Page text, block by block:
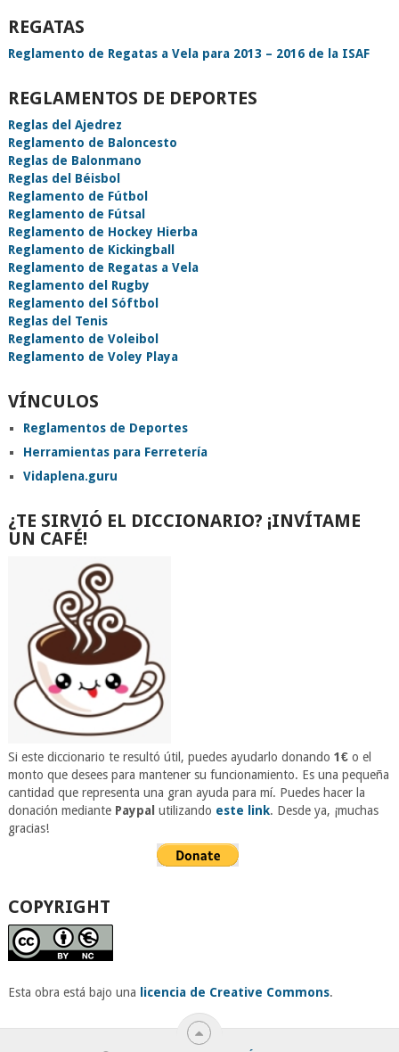
REGATAS
Reglamento de Regatas a Vela para 2013 – 2016 de la ISAF
REGLAMENTOS DE DEPORTES
Reglas del Ajedrez
Reglamento de Baloncesto
Reglas de Balonmano
Reglas del Béisbol
Reglamento de Fútbol
Reglamento de Fútsal
Reglamento de Hockey Hierba
Reglamento de Kickingball
Reglamento de Regatas a Vela
Reglamento del Rugby
Reglamento del Sóftbol
Reglas del Tenis
Reglamento de Voleibol
Reglamento de Voley Playa
VÍNCULOS
Reglamentos de Deportes
Herramientas para Ferretería
Vidaplena.guru
¿TE SIRVIÓ EL DICCIONARIO? ¡INVÍTAME
UN CAFÉ!
Si este diccionario te resultó útil, puedes ayudarlo donando 1€o el
monto que desees para mantener su funcionamiento. Es una pequeña
cantidad que representa una gran ayuda para mí. Puedes hacer la
donación mediante Paypal utilizando este link. Desde ya, ¡muchas
gracias!
COPYRIGHT
Esta obra está bajo una licencia de Creative Commons.